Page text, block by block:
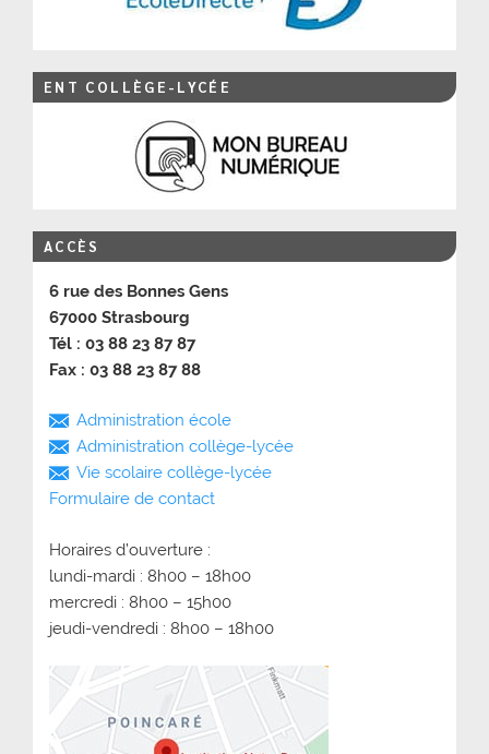
ENT COLLÈGE-LYCÉE
ACCÈS
6 rue des Bonnes Gens
67000 Strasbourg
Tél : 03 88 23 87 87
Fax : 03 88 23 87 88
Administration école
Administration collège-lycée
Vie scolaire collège-lycée
Formulaire de contact
Horaires d’ouverture :
lundi-mardi : 8h00 – 18h00
mercredi : 8h00 – 15h00
jeudi-vendredi : 8h00 – 18h00